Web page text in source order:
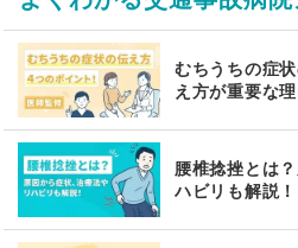
むちうちの症
え方が重要な
腰椎捻挫とは
ハビリも解説！